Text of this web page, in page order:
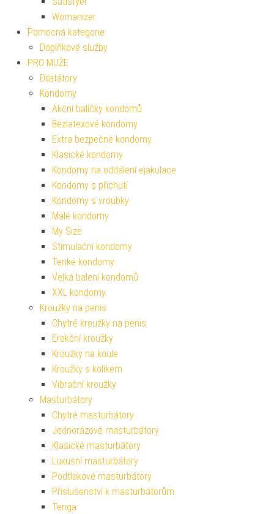
Womanizer
Pomocná kategorie
Doplňkové služby
PRO MUŽE
Dilatátory
Kondomy
Akční balíčky kondomů
Bezlatexové kondomy
Extra bezpečné kondomy
Klasické kondomy
Kondomy na oddálení ejakulace
Kondomy s příchutí
Kondomy s vroubky
Malé kondomy
My Size
Stimulační kondomy
Tenké kondomy
Velká balení kondomů
XXL kondomy
Kroužky na penis
Chytré kroužky na penis
Erekční kroužky
Kroužky na koule
Kroužky s kolíkem
Vibrační kroužky
Masturbátory
Chytré masturbátory
Jednorázové masturbátory
Klasické masturbátory
Luxusní masturbátory
Podtlakové masturbátory
Příslušenství k masturbátorům
Tenga